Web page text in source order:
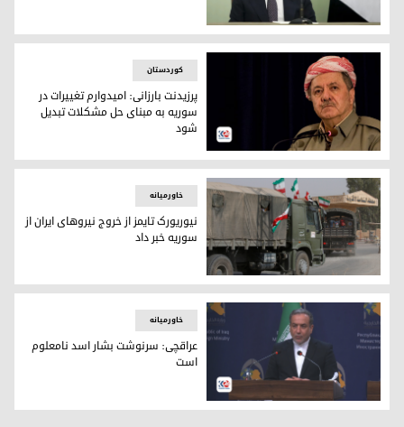
بشار اسد، رئیس جمهور ساقط شده‌ی سوریە
پرزیدنت مسعود بارزانی
کوردستان
پرزیدنت بارزانی: امیدوارم تغییرات در
سوریه به مبنای حل مشکلات تبدیل
شود
نیروهای نظامی ایران در سوریه
خاورمیانه
نیوریورک تایمز از خروج نیروهای ایران از
سوریه خبر داد
عباس عراقچی، وزیر امور خارجه‌ی ایران
خاورمیانه
عراقچی: سرنوشت بشار اسد نامعلوم
است